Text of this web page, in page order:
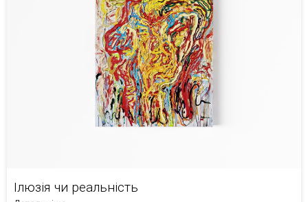
Ілюзія чи реальність